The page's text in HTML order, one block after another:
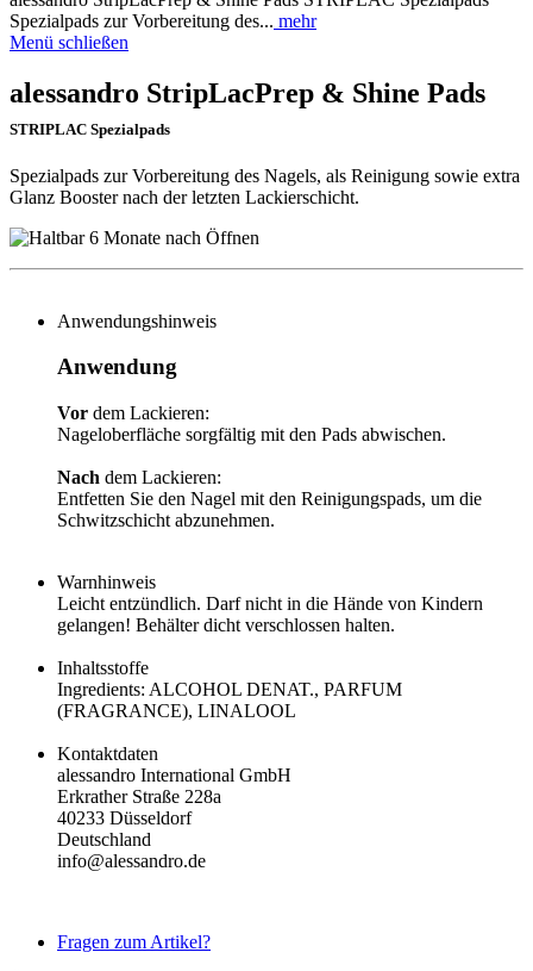
Spezialpads zur Vorbereitung des... mehr
Menü schließen
alessandro StripLacPrep & Shine Pads
STRIPLAC Spezialpads
Spezialpads zur Vorbereitung des Nagels, als Reinigung sowie extra
Glanz Booster nach der letzten Lackierschicht.
Anwendungshinweis
Anwendung
Vor dem Lackieren:
Nageloberfläche sorgfältig mit den Pads abwischen.
Nach dem Lackieren:
Entfetten Sie den Nagel mit den Reinigungspads, um die
Schwitzschicht abzunehmen.
Warnhinweis
Leicht entzündlich. Darf nicht in die Hände von Kindern
gelangen! Behälter dicht verschlossen halten.
Inhaltsstoffe
Ingredients: ALCOHOL DENAT., PARFUM
(FRAGRANCE), LINALOOL
Kontaktdaten
alessandro International GmbH
Erkrather Straße 228a
40233 Düsseldorf
Deutschland
info@alessandro.de
Fragen zum Artikel?